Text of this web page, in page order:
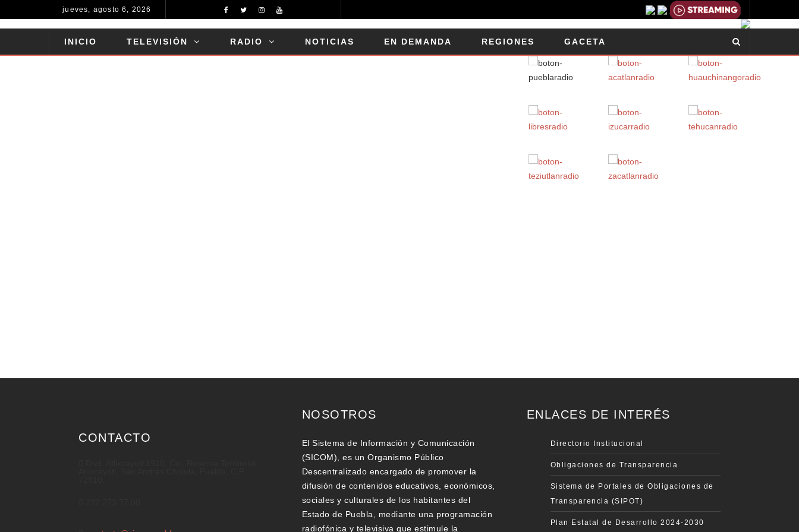
jueves, agosto 6, 2026
INICIO TELEVISIÓN RADIO NOTICIAS EN DEMANDA REGIONES GACETA
CONTACTO
NOSOTROS
El Sistema de Información y Comunicación
(SICOM), es un Organismo Público
Descentralizado encargado de promover la
difusión de contenidos educativos, económicos,
sociales y culturales de los habitantes del
Estado de Puebla, mediante una programación
radiofónica y televisiva que estimule la
ENLACES DE INTERÉS
Directorio Institucional
Obligaciones de Transparencia
Sistema de Portales de Obligaciones de
Transparencia (SIPOT)
Plan Estatal de Desarrollo 2024-2030